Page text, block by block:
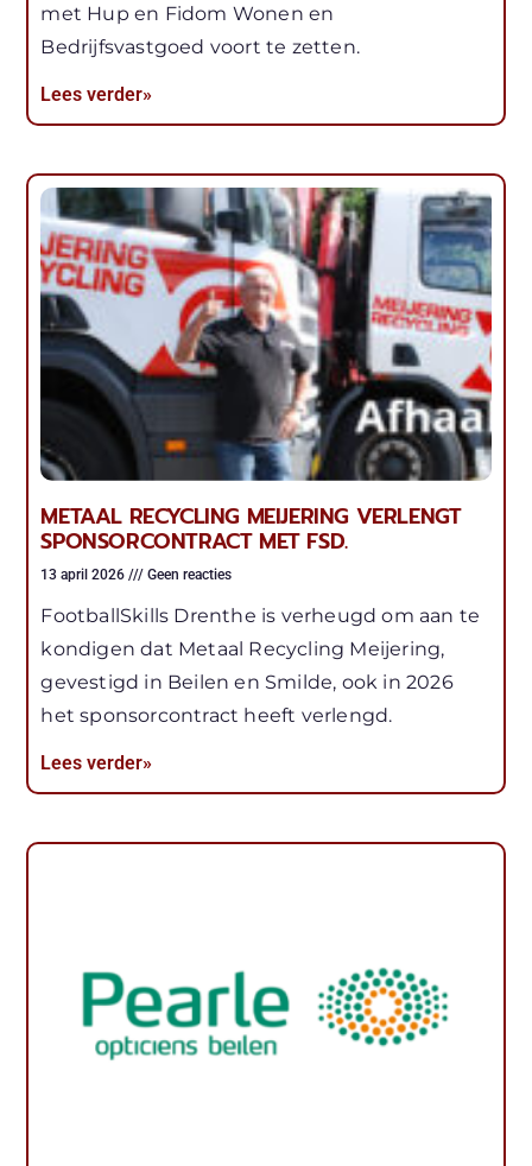
met Hup en Fidom Wonen en
Bedrijfsvastgoed voort te zetten.
Lees verder»
METAAL RECYCLING MEIJERING VERLENGT
SPONSORCONTRACT MET FSD.
13 april 2026 Geen reacties
FootballSkills Drenthe is verheugd om aan te
kondigen dat Metaal Recycling Meijering,
gevestigd in Beilen en Smilde, ook in 2026
het sponsorcontract heeft verlengd.
Lees verder»